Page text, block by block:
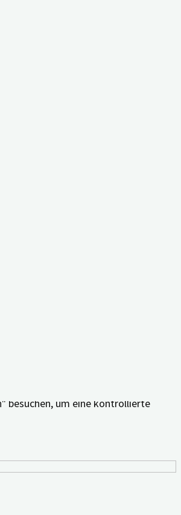
in Nürnberg. Mit Kamerafrau
Unterstützungsangebot hilft
Besuche erinnern. Wenn Sie auf
besuchen, um eine kontrollierte